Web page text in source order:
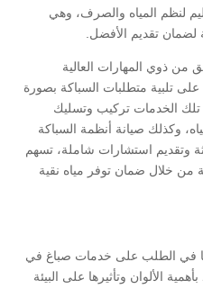
لنظم المياه والصرف، وهي
لضمان تقديم الأفضل.
ذوي المهارات العالية
على تلبية متطلبات السباكة بصورة
تلك الخدمات تركيب وتسليك
وكذلك صيانة أنظمة السباكة
وتقديم استشارات شاملة، تسهم
خلال ضمان توفر مياه نقية
في الطلب على خدمات صباغ في
الألوان وتأثيرها على البيئة